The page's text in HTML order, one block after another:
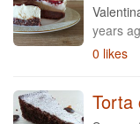
years
0 likes
Torta